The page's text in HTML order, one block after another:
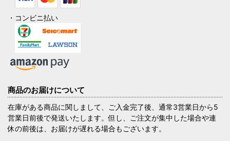
・コンビニ払い
商品のお届けについて
在庫がある商品に関しまして、ご入金完了後、通常3営業日から5
営業日前後で発送いたします。但し、ご注文が集中した場合や連
休の前後は、お届けが遅れる場合もございます。